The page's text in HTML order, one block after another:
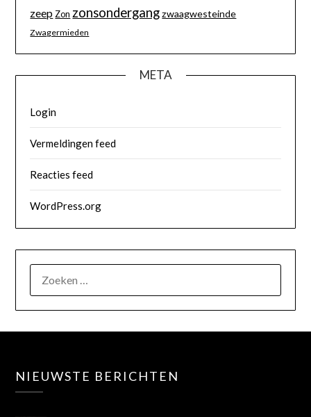
zeep Zon zonsondergang zwaagwesteinde
Zwagermieden
META
Login
Vermeldingen feed
Reacties feed
WordPress.org
NIEUWSTE BERICHTEN